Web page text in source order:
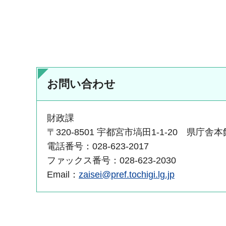
お問い合わせ
財政課
〒320-8501 宇都宮市塙田1-1-20 県庁舎本
電話番号：028-623-2017
ファックス番号：028-623-2030
Email： zaisei@pref.tochigi.lg.jp